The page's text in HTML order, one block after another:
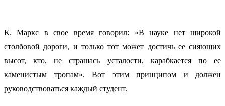
К. Маркс в свое время говорил: «В науке нет широкой
столбовой дороги, и только тот может достичь ее сияющих
высот, кто, не страшась усталости, карабкается по ее
каменистым тропам». Вот этим принципом и должен
руководствоваться каждый студент.